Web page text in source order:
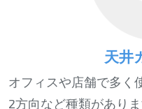
天井
オフィスや店舗で多く
2方向など種類があり